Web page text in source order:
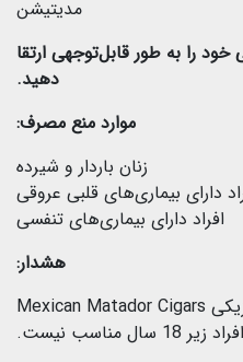
مدیتیشن
را به طور قابل‌توجهی ارتقا
دهید.
موارد منع مصرف:
زنان باردار و شیرده
دارای بیماری‌های قلبی عروقی
افراد دارای بیماری‌های تنفسی
هشدار:
سیگار برگ ماتادور مکزیکی Mexican Matador Cigars
18 سال مناسب نیست.